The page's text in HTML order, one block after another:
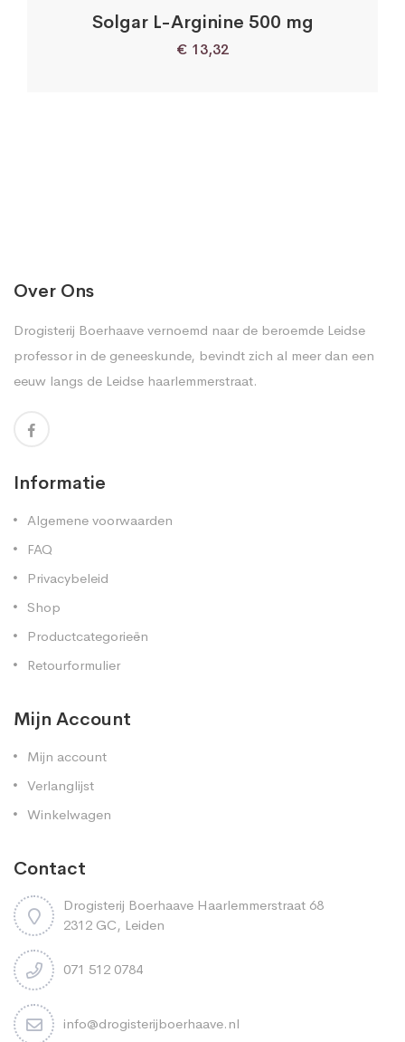
Solgar L-Arginine 500 mg
€ 13,32
Over Ons
Drogisterij Boerhaave vernoemd naar de beroemde Leidse
professor in de geneeskunde, bevindt zich al meer dan een
eeuw langs de Leidse haarlemmerstraat.
Informatie
Algemene voorwaarden
FAQ
Privacybeleid
Shop
Productcategorieën
Retourformulier
Mijn Account
Mijn account
Verlanglijst
Winkelwagen
Contact
Drogisterij Boerhaave Haarlemmerstraat 68
2312 GC, Leiden
071 512 0784
info@drogisterijboerhaave.nl